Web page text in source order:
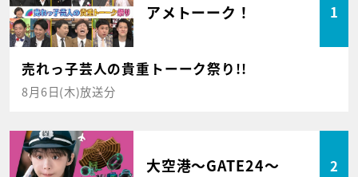
アメトーーク！ 1
売れっ子芸人の貴重トーーク祭り!!
8月6日(木)放送分
大空港～GATE24～ 2